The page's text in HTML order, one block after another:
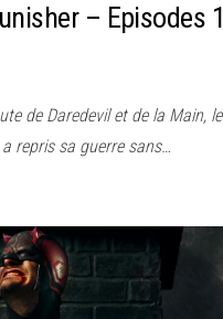
– Episodes 1
de Daredevil et de la Main, le
repris sa guerre sans…